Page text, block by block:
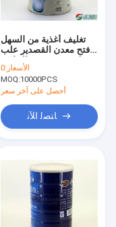
تغليف أغذية من السهل
فتح معدن القصدير علب
الخالي جولة
الأسعار:0
MOQ:10000PCS
أحصل على آخر سعر
ﺎﺘﺼﻟ ﺍﻶﻧ